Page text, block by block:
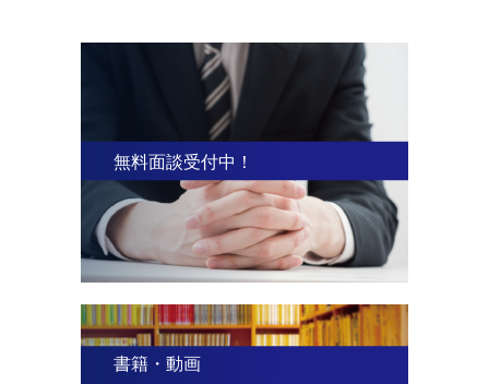
無料面談受付中！
書籍・動画